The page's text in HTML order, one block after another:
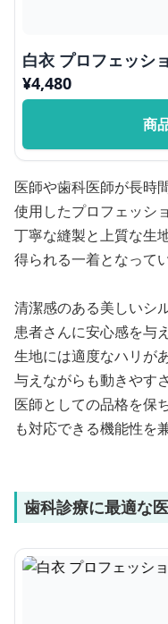
白衣 プロフェッシ
¥4,480
商
医師や歯科医師が長時
使用したプロフェッシ
丁寧な縫製と上質な生
得られる一着となってい
清潔感のある美しいシ
患者さんに安心感を与
生地には適度なハリが
与えながらも動きやす
医師としての品格を保
も対応できる機能性を
歯科診療に最適な